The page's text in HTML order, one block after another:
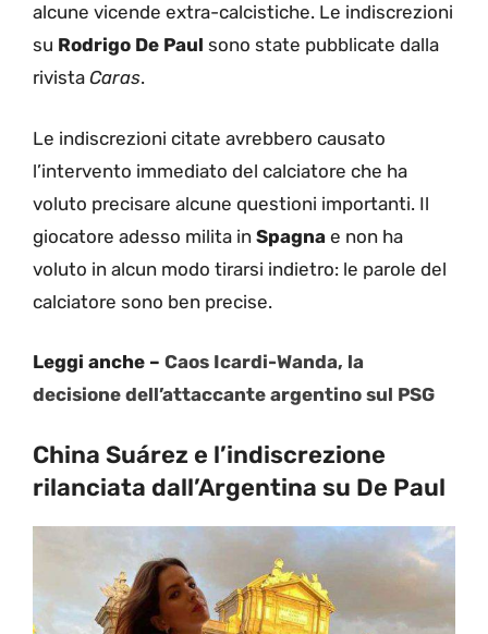
alcune vicende extra-calcistiche. Le indiscrezioni
su Rodrigo De Paul sono state pubblicate dalla
rivista Caras.
Le indiscrezioni citate avrebbero causato
l’intervento immediato del calciatore che ha
voluto precisare alcune questioni importanti. Il
giocatore adesso milita in Spagna e non ha
voluto in alcun modo tirarsi indietro: le parole del
calciatore sono ben precise.
Leggi anche – Caos Icardi-Wanda, la
decisione dell’attaccante argentino sul PSG
China Suárez e l’indiscrezione
rilanciata dall’Argentina su De Paul